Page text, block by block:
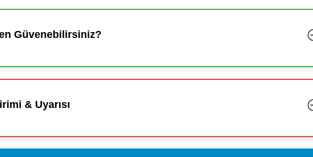
Güvenebilirsiniz?
& Uyarısı